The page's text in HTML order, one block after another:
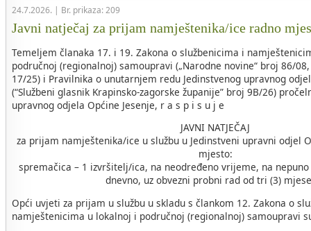
24.7.2026. | Br. prikaza: 209
Javni natječaj za prijam namještenika/ice radno
Temeljem članaka 17. i 19. Zakona o službenicima i
područnoj (regionalnoj) samoupravi („Narodne novine“ broj 86/
17/25) i Pravilnika o unutarnjem redu Jedinstvenog upravnog
(“Službeni glasnik Krapinsko-zagorske županije” broj 9B/26)
upravnog odjela Općine Jesenje, r a s p i s u j e
JAVNI NATJEČAJ
za prijam namještenika/ice u službu u Jedinstveni upravni odjel
mjesto:
spremačica – 1 izvršitelj/ica, na neodređeno vrijeme, na
dnevno, uz obvezni probni rad od tri (3)
Opći uvjeti za prijam u službu u skladu s člankom 12. Zakona o
namještenicima u lokalnoj i područnoj (regionalnoj) samoupravi